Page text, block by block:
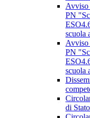
Avviso
PN
scuola
Avviso
PN
scuola
di